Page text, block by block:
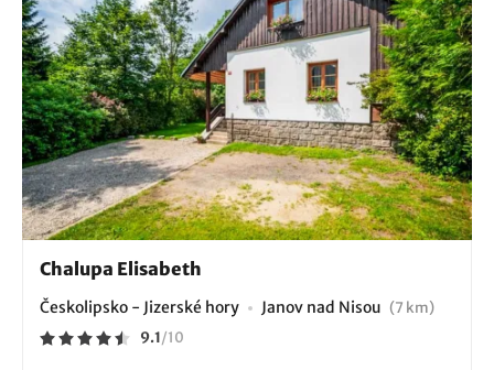
Chalupa Elisabeth
Českolipsko - Jizerské hory Janov nad Nisou (7 km)
9.1/10